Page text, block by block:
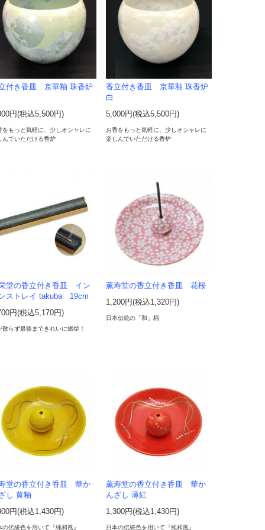
付き香皿 京華釉 珠香炉
円(税込5,500円)
をもっと気軽に、少しオシャレに
んでいただける香炉
香立付き香皿 京華釉 珠香炉
白
5,000円(税込5,500円)
お香をもっと気軽に、少しオシャレに
楽しんでいただける香炉
堂の香立付き香皿 イン
ストレイ takuba 19cm
円(税込5,170円)
散らず最後まできれいに燃焼！
薫寿堂の香立付き香皿 花桜
1,200円(税込1,320円)
日本伝統の「和」柄
堂の香立付き香皿 華か
し 黄釉
円(税込1,430円)
の伝統色を用いて『純和風』
薫寿堂の香立付き香皿 華か
んざし 薄紅
1,300円(税込1,430円)
日本の伝統色を用いて『純和風』